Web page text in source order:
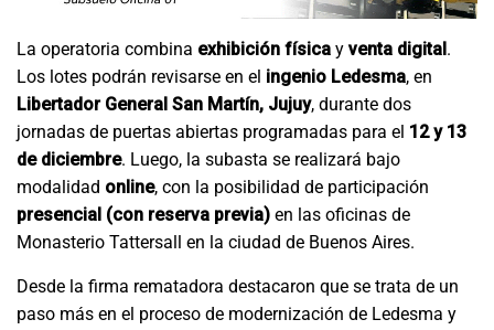
La operatoria combina exhibición física y venta digital .
Los lotes podrán revisarse en el ingenio Ledesma, en
Libertador General San Martín, Jujuy, durante dos
jornadas de puertas abiertas programadas para el 12 y 13
de diciembre. Luego, la subasta se realizará bajo
modalidad online, con la posibilidad de participación
presencial (con reserva previa) en las oficinas de
Monasterio Tattersall en la ciudad de Buenos Aires.
Desde la firma rematadora destacaron que se trata de un
paso más en el proceso de modernización de Ledesma y